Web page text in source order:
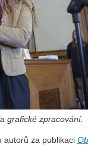
grafické zpracování.
autorů za publikaci